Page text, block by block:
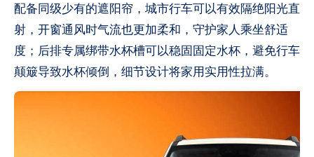
配备同级少有的遮阳帘，城市行车可以有效隔绝阳光直
射，开窗通风时气流也更加柔和，守护家人乘坐舒适
度；后排专属绑带水杯槽可以稳固固定水杯，避免行车
颠簸导致水杯倾倒，细节设计将家用实用性拉满。